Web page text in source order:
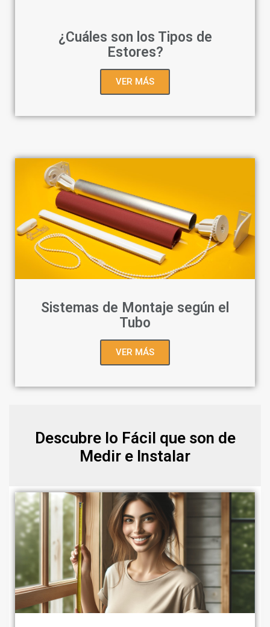
¿Cuáles son los Tipos de
Estores?
VER MÁS
Sistemas de Montaje según el
Tubo
VER MÁS
Descubre lo Fácil que son de
Medir e Instalar